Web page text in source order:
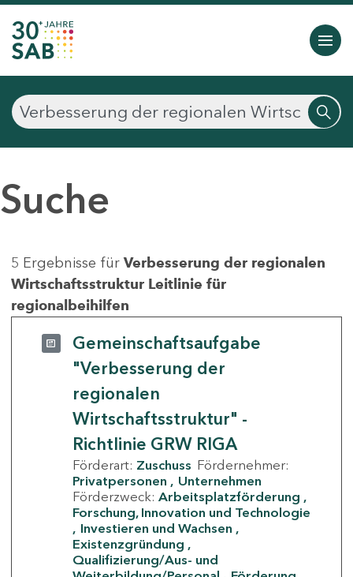
Suche
5 Ergebnisse für Verbesserung der regionalen
Wirtschaftsstruktur Leitlinie für
regionalbeihilfen
Gemeinschaftsaufgabe
"Verbesserung der
regionalen
Wirtschaftsstruktur" -
Richtlinie GRW RIGA
Förderart: Zuschuss Fördernehmer:
Privatpersonen
Unternehmen
Förderzweck: Arbeitsplatzförderung
Forschung, Innovation und Technologie
Investieren und Wachsen
Existenzgründung
Qualifizierung/Aus- und